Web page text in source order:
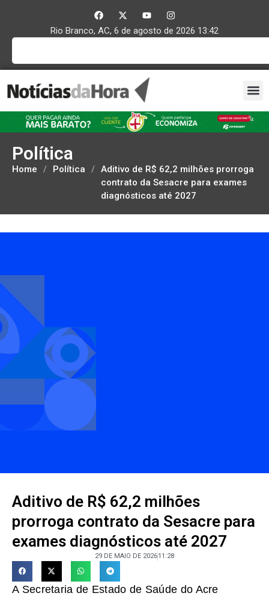
Rio Branco, AC, 6 de agosto de 2026 13:42
Política
Home / Política / Aditivo de R$ 62,2 milhões prorroga
contrato da Sesacre para exames
diagnósticos até 2027
Aditivo de R$ 62,2 milhões
prorroga contrato da Sesacre para
exames diagnósticos até 2027
29 DE MAIO DE 202611:28
A Secretaria de Estado de Saúde do Acre